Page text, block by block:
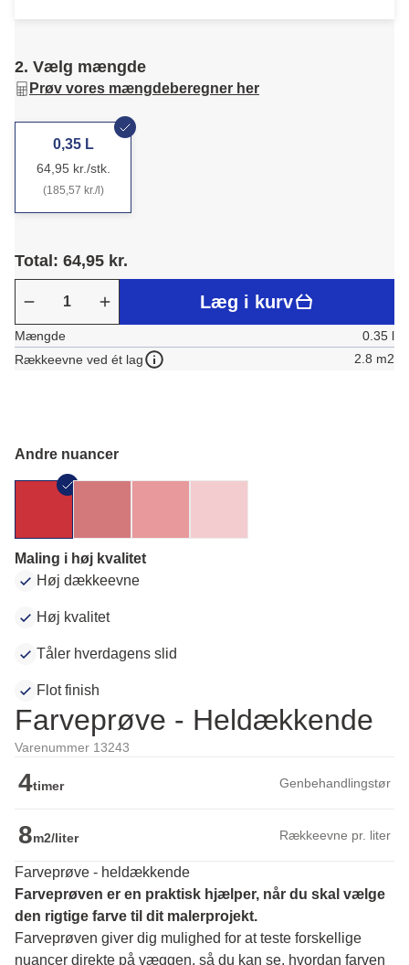
2. Vælg mængde
Prøv vores mængdeberegner her
0,35 L
64,95 kr./stk.
(185,57 kr./l)
Total: 64,95 kr.
Læg i kurv
Mængde
0.35 l
Rækkeevne ved ét lag
2.8 m2
Andre nuancer
Maling i høj kvalitet
Høj dækkeevne
Høj kvalitet
Tåler hverdagens slid
Flot finish
Farveprøve - Heldækkende
Varenummer 13243
4timer Genbehandlingstør
8m2/liter Rækkeevne pr. liter
Farveprøve - heldækkende
Farveprøven er en praktisk hjælper, når du skal vælge
den rigtige farve til dit malerprojekt.
Farveprøven giver dig mulighed for at teste forskellige
nuancer direkte på væggen, så du kan se, hvordan farven